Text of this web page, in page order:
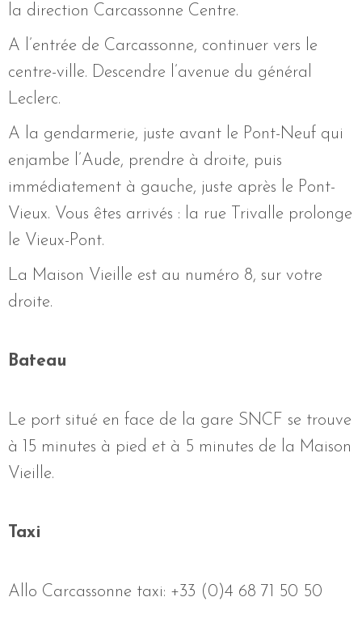
la direction Carcassonne Centre.
A l’entrée de Carcassonne, continuer vers le
centre-ville. Descendre l’avenue du général
Leclerc.
A la gendarmerie, juste avant le Pont-Neuf qui
enjambe l’Aude, prendre à droite, puis
immédiatement à gauche, juste après le Pont-
Vieux. Vous êtes arrivés : la rue Trivalle prolonge
le Vieux-Pont.
La Maison Vieille est au numéro 8, sur votre
droite.
Bateau
Le port situé en face de la gare SNCF se trouve
à 15 minutes à pied et à 5 minutes de la Maison
Vieille.
Taxi
Allo Carcassonne taxi: +33 (0)4 68 71 50 50